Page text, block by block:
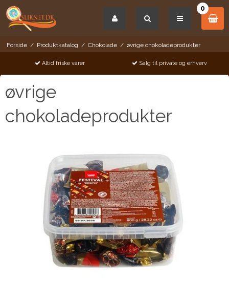
0
Forside / Produktkatalog / Chokolade / øvrige chokoladeprodukter
Altid friske varer Salg til private og erhverv
øvrige
chokoladeprodukter